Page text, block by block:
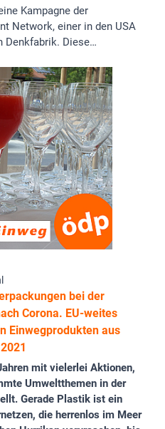
Kampagne der
Network, einer in den USA
Denkfabrik. Diese…
bei der
Corona. EU-weites
Einwegprodukten aus
mit vielerlei Aktionen,
Umweltthemen in der
Gerade Plastik ist ein
die herrenlos im Meer